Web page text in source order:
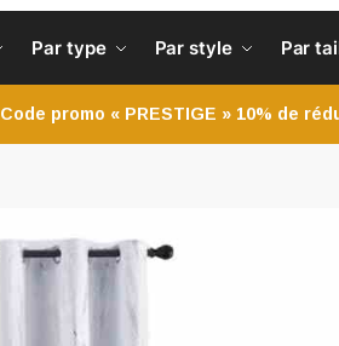
Par type Par style Par
Code promo « PRESTIGE » 10% de